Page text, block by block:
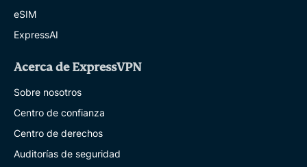
eSIM
ExpressAI
Acerca de ExpressVPN
Sobre nosotros
Centro de confianza
Centro de derechos
Auditorías de seguridad